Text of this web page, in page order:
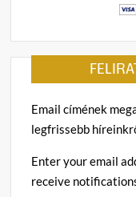
Email címének
legfrissebb
Enter your email
receive